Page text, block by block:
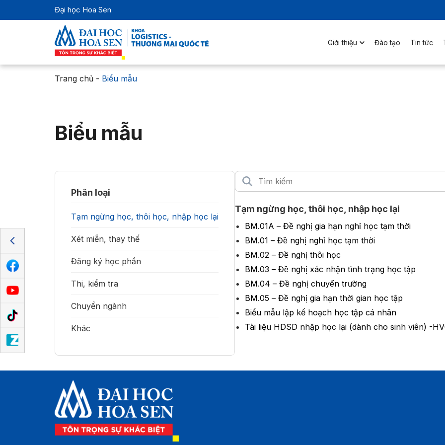
Đại học Hoa Sen
Giới thiệu Đào tạo Tin tức
Trang chủ- Biểu mẫu
Biểu mẫu
Phân loại
Tạm ngừng học, thôi học, nhập học lại
Xét miễn, thay thế
Đăng ký học phần
Thi, kiểm tra
Chuyển ngành
Khác
Tạm ngừng học, thôi học, nhập học lại
BM.01A – Đề nghị gia hạn nghỉ học tạm thời
BM.01 – Đề nghị nghỉ học tạm thời
BM.02 – Đề nghị thôi học
BM.03 – Đề nghị xác nhận tình trạng học tập
BM.04 – Đề nghị chuyển trường
BM.05 – Đề nghị gia hạn thời gian học tập
Biểu mẫu lập kế hoạch học tập cá nhân
Tài liệu HDSD nhập học lại (dành cho sinh viên) -